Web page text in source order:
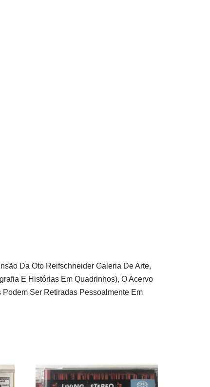
Da Oto Reifschneider Galeria De Arte,
E Histórias Em Quadrinhos), O Acervo
Ser Retiradas Pessoalmente Em